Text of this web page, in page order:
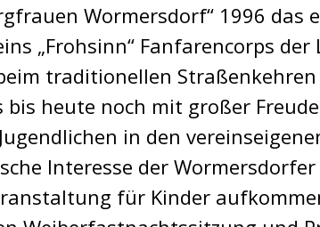
Wormersdorf“ 1996 das
„Frohsinn“ Fanfarencorps
traditionellen
bis heute noch mit großer
in den
Interesse der
für Kinder